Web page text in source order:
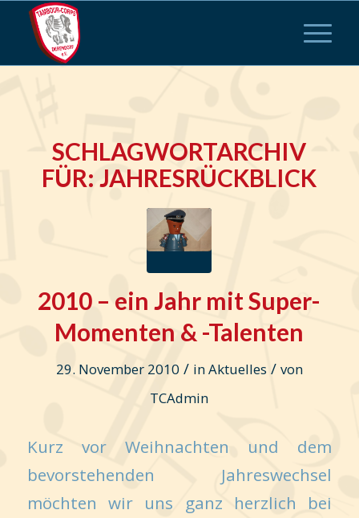
SCHLAGWORTARCHIV
FÜR:JAHRESRÜCKBLICK
2010 – ein Jahr mit Super-
Momenten & -Talenten
29. November 2010 / inAktuelles / von
TCAdmin
Kurz vor Weihnachten und dem
bevorstehenden Jahreswechsel
möchten wir uns ganz herzlich bei